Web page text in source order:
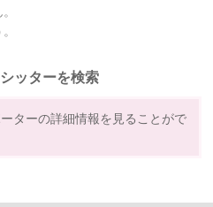
ッターを検索
ターの詳細情報を見ることがで